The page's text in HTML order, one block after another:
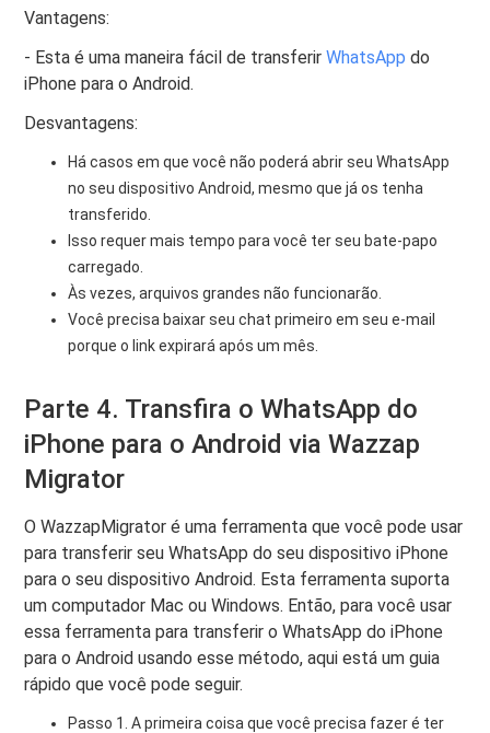
Vantagens:
- Esta é uma maneira fácil de transferirWhatsApp do
iPhone para o Android.
Desvantagens:
Há casos em que você não poderá abrir seu WhatsApp
no ​​seu dispositivo Android, mesmo que já os tenha
transferido.
Isso requer mais tempo para você ter seu bate-papo
carregado.
Às vezes, arquivos grandes não funcionarão.
Você precisa baixar seu chat primeiro em seu e-mail
porque o link expirará após um mês.
Parte 4. Transfira o WhatsApp do
iPhone para o Android via Wazzap
Migrator
O WazzapMigrator é uma ferramenta que você pode usar
para transferir seu WhatsApp do seu dispositivo iPhone
para o seu dispositivo Android. Esta ferramenta suporta
um computador Mac ou Windows. Então, para você usar
essa ferramenta para transferir o WhatsApp do iPhone
para o Android usando esse método, aqui está um guia
rápido que você pode seguir.
Passo 1. A primeira coisa que você precisa fazer é ter